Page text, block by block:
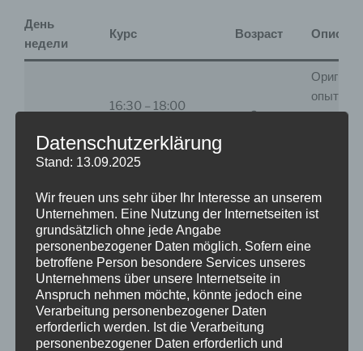
День
недели
Курс Возраст
16:30 – 18:00
биология
со 2го
опыты и
среда
17:00-18:30
Биология в гимназии
4-7 класс
Datenschutzerklärung
Stand: 13.09.2025
Wir freuen uns sehr über Ihr Interesse an unserem
Unternehmen. Eine Nutzung der Internetseiten ist
grundsätzlich ohne jede Angabe
personenbezogener Daten möglich. Sofern eine
betroffene Person besondere Services unseres
Unternehmens über unsere Internetseite in
Anspruch nehmen möchte, könnte jedoch eine
Verarbeitung personenbezogener Daten
erforderlich werden. Ist die Verarbeitung
personenbezogener Daten erforderlich und